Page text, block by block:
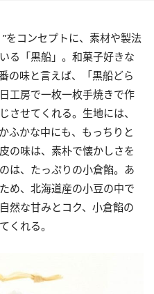
をコンセプトに、素材や製法
る「黒船」。和菓子好きな
の味と言えば、「黒船どら
工房で一枚一枚手焼きで作
させてくれる。生地には、
ふかな中にも、もっちりと
の味は、素朴で懐かしさを
は、たっぷりの小倉餡。あ
め、北海道産の小豆の中で
然な甘みとコク、小倉餡の
くれる。